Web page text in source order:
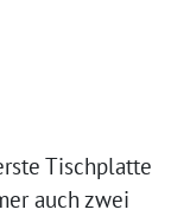
Tischplatte
auch zwei